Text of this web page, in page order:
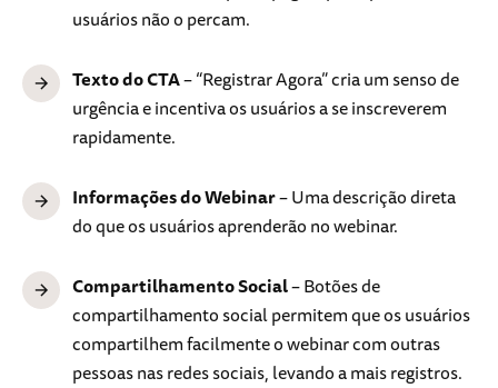
usuários não o percam.
Texto do CTA– “Registrar Agora” cria um senso de
urgência e incentiva os usuários a se inscreverem
rapidamente.
Informações do Webinar– Uma descrição direta
do que os usuários aprenderão no webinar.
Compartilhamento Social– Botões de
compartilhamento social permitem que os usuários
compartilhem facilmente o webinar com outras
pessoas nas redes sociais, levando a mais registros.